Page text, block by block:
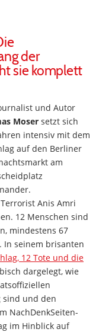
der
sie komplett
und Autor
Moser setzt sich
intensiv mit dem
auf den Berliner
am
Anis Amri
12 Menschen sind
mindestens 67
In seinem brisanten
12 Tote und die
dargelegt, wie
sind und den
NachDenkSeiten-
im Hinblick auf